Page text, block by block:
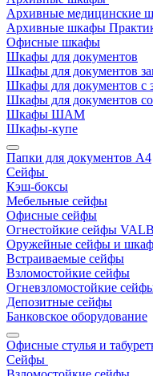
Архивные медицинские
Архивные шкафы
Офисные шкафы
Шкафы для документов
Шкафы для документов
Шкафы для документов с
Шкафы для документов
Шкафы ШАМ
Шкафы-купе
Папки для документов A4
Сейфы
Кэш-боксы
Мебельные сейфы
Офисные сейфы
Огнестойкие сейфы
Оружейные сейфы и
Встраиваемые сейфы
Взломостойкие сейфы
Огневзломостойкие
Депозитные сейфы
Банковское оборудование
Офисные стулья и
Сейфы